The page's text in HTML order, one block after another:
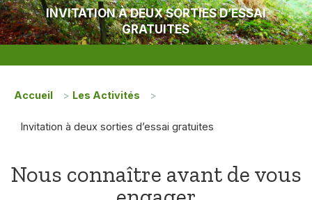
INVITATION À DEUX SORTIES D’ESSAI
GRATUITES
Accueil > Les Activités >
Invitation à deux sorties d’essai gratuites
Nous connaître avant de vous